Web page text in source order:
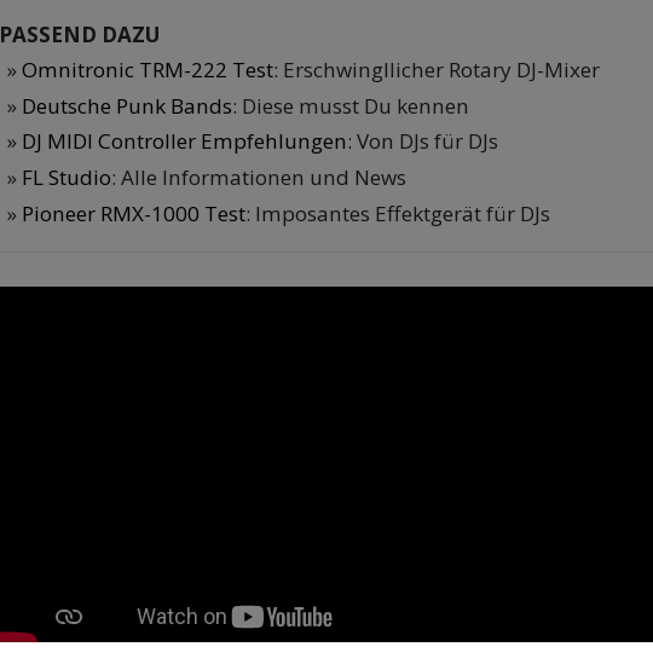
PASSEND DAZU
Omnitronic TRM-222 Test: Erschwingllicher Rotary DJ-Mixer
Deutsche Punk Bands: Diese musst Du kennen
DJ MIDI Controller Empfehlungen: Von DJs für DJs
FL Studio: Alle Informationen und News
Pioneer RMX-1000 Test: Imposantes Effektgerät für DJs